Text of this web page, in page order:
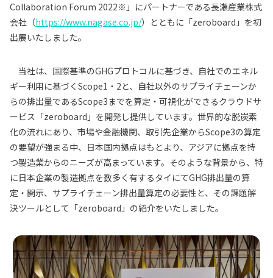
Collaboration Forum 2022※」にパートナーである長瀬産業株式
会社（https://www.nagase.co.jp/）とともに「zeroboard」を初
出展いたしました。
当社は、国際基準のGHGプロトコルに基づき、自社でのエネル
ギー利用に基づくScope1・2と、自社以外のサプライチェーンか
らの排出量であるScope3までを算定・可視化ができるクラウドサ
ービス「zeroboard」を開発し提供しています。世界的な脱炭素
化の流れにあり、市場や金融機関、取引先企業からScope3の算定
の要望が強まる中、日本国内拠点はもとより、アジアに拠点を持
つ製造業からのニーズが高まっています。そのような背景から、特
に日本企業の製造拠点を数多く有するタイにてGHG排出量の算
定・開示、サプライチェーン排出量算定の必要性と、その課題解
決ツールとして「zeroboard」の紹介をいたしました。